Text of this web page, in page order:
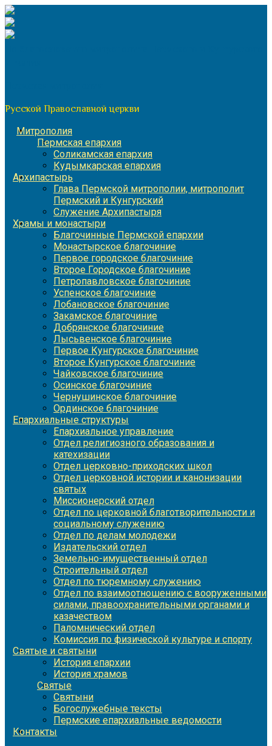
Перейти
к
содержимому
Русской Православной церкви
Митрополия
Пермская епархия
Соликамская епархия
Кудымкарская епархия
Архипастырь
Глава Пермской митрополии, митрополит
Пермский и Кунгурский
Служение Архипастыря
Храмы и монастыри
Благочинные Пермской епархии
Монастырское благочиние
Первое городское благочиние
Второе Городское благочиние
Петропавловское благочиние
Успенское благочиние
Лобановское благочиние
Закамское благочиние
Добрянское благочиние
Лысьвенское благочиние
Первое Кунгурское благочиние
Второе Кунгурское благочиние
Чайковское благочиние
Осинское благочиние
Чернушинское благочиние
Ординское благочиние
Епархиальные структуры
Епархиальное управление
Отдел религиозного образования и
катехизации
Отдел церковно-приходских школ
Отдел церковной истории и канонизации
святых
Миссионерский отдел
Отдел по церковной благотворительности и
социальному служению
Отдел по делам молодежи
Издательский отдел
Земельно-имущественный отдел
Строительный отдел
Отдел по тюремному служению
Отдел по взаимоотношению с вооруженными
силами, правоохранительными органами и
казачеством
Паломнический отдел
Комиссия по физической культуре и спорту
Святые и святыни
История епархии
История храмов
Святые
Святыни
Богослужебные тексты
Пермские епархиальные ведомости
Контакты